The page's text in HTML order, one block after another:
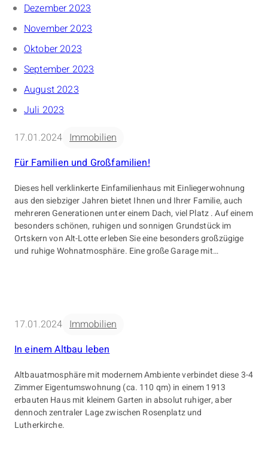
Dezember 2023
November 2023
Oktober 2023
September 2023
August 2023
Juli 2023
17.01.2024 Immobilien
Für Familien und Großfamilien!
Dieses hell verklinkerte Einfamilienhaus mit Einliegerwohnung
aus den siebziger Jahren bietet Ihnen und Ihrer Familie, auch
mehreren Generationen unter einem Dach, viel Platz . Auf einem
besonders schönen, ruhigen und sonnigen Grundstück im
Ortskern von Alt-Lotte erleben Sie eine besonders großzügige
und ruhige Wohnatmosphäre. Eine große Garage mit
17.01.2024 Immobilien
In einem Altbau leben
Altbauatmosphäre mit modernem Ambiente verbindet diese 3-4
Zimmer Eigentumswohnung (ca. 110 qm) in einem 1913
erbauten Haus mit kleinem Garten in absolut ruhiger, aber
dennoch zentraler Lage zwischen Rosenplatz und
Lutherkirche.